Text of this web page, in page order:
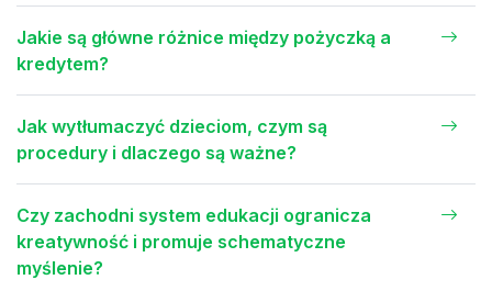
Jakie są główne różnice między pożyczką a
kredytem?
Jak wytłumaczyć dzieciom, czym są
procedury i dlaczego są ważne?
Czy zachodni system edukacji ogranicza
kreatywność i promuje schematyczne
myślenie?